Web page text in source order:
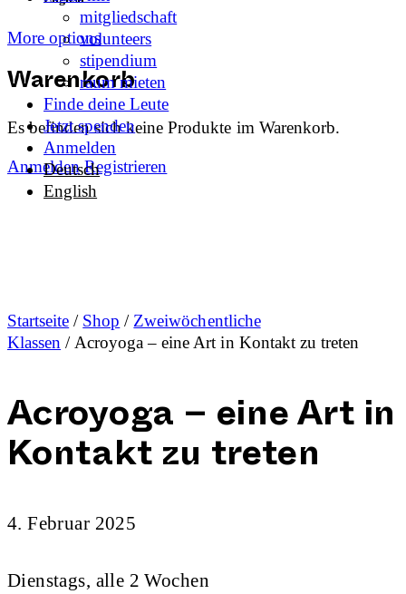
More options
Warenkorb
Es befinden sich keine Produkte im Warenkorb.
Anmelden Registrieren
mitgliedschaft
volunteers
stipendium
raum mieten
Finde deine Leute
Jetzt spenden
Anmelden
Deutsch
English
Startseite / Shop / Zweiwöchentliche
Klassen / Acroyoga – eine Art in Kontakt zu treten
Acroyoga – eine Art in
Kontakt zu treten
4. Februar 2025
Dienstags, alle 2 Wochen